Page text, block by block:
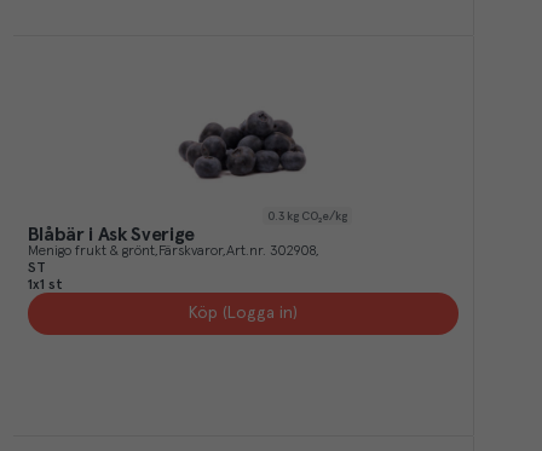
0.3 kg CO₂e/kg
Blåbär i Ask Sverige
Menigo frukt & grönt Färskvaror Art.nr. 302908
ST
1x1 st
Köp (Logga in)